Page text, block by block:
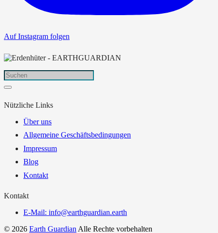
Auf Instagram folgen
Nützliche Links
Über uns
Allgemeine Geschäftsbedingungen
Impressum
Blog
Kontakt
Kontakt
E-Mail: info@earthguardian.earth
© 2026 Earth Guardian Alle Rechte vorbehalten